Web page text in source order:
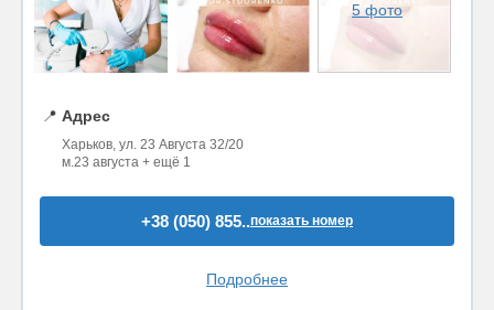
5 фото
📍 Адрес
Харьков, ул. 23 Августа 32/20
м.23 августа + ещё 1
+38 (050) 855..показать номер
Подробнее